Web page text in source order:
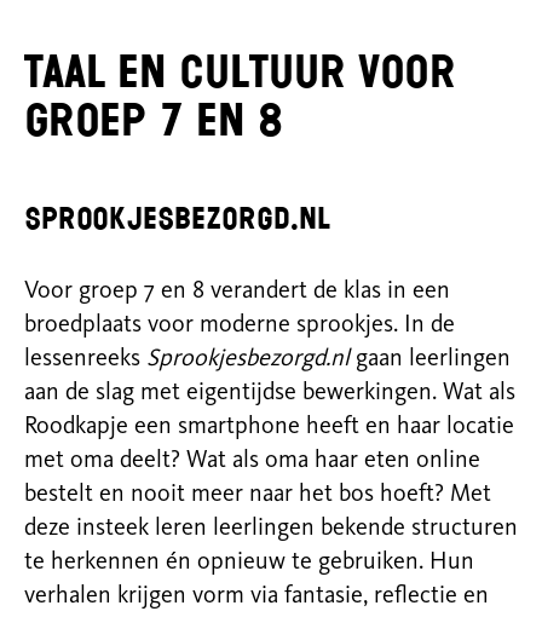
Taal en cultuur voor
groep 7 en 8
Sprookjesbezorgd.nl
Voor groep 7 en 8 verandert de klas in een
broedplaats voor moderne sprookjes. In de
lessenreeks Sprookjesbezorgd.nlgaan leerlingen
aan de slag met eigentijdse bewerkingen. Wat als
Roodkapje een smartphone heeft en haar locatie
met oma deelt? Wat als oma haar eten online
bestelt en nooit meer naar het bos hoeft? Met
deze insteek leren leerlingen bekende structuren
te herkennen én opnieuw te gebruiken. Hun
verhalen krijgen vorm via fantasie, reflectie en